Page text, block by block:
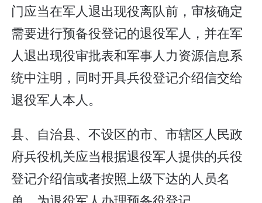
门应当在军人退出现役离队前，审核确定
需要进行预备役登记的退役军人，并在军
人退出现役审批表和军事人力资源信息系
统中注明，同时开具兵役登记介绍信交给
退役军人本人。
县、自治县、不设区的市、市辖区人民政
府兵役机关应当根据退役军人提供的兵役
登记介绍信或者按照上级下达的人员名